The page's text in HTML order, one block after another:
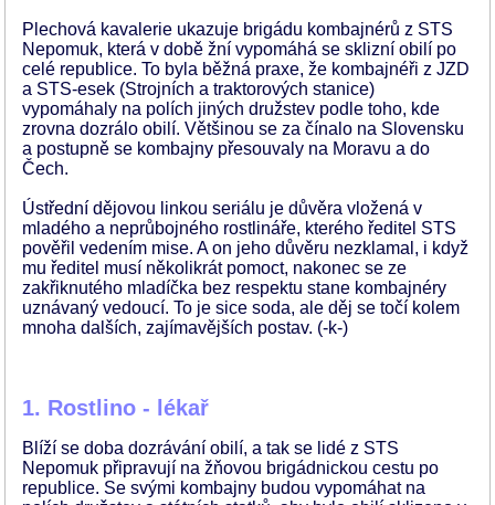
Plechová kavalerie ukazuje brigádu kombajnérů z STS
Nepomuk, která v době žní vypomáhá se sklizní obilí po
celé republice. To byla běžná praxe, že kombajnéři z JZD
a STS-esek (Strojních a traktorových stanice)
vypomáhaly na polích jiných družstev podle toho, kde
zrovna dozrálo obilí. Většinou se za čínalo na Slovensku
a postupně se kombajny přesouvaly na Moravu a do
Čech.
Ústřední dějovou linkou seriálu je důvěra vložená v
mladého a neprůbojného rostlináře, kterého ředitel STS
pověřil vedením mise. A on jeho důvěru nezklamal, i když
mu ředitel musí několikrát pomoct, nakonec se ze
zakřiknutého mladíčka bez respektu stane kombajnéry
uznávaný vedoucí. To je sice soda, ale děj se točí kolem
mnoha dalších, zajímavějších postav. (-k-)
1. Rostlino - lékař
Blíží se doba dozrávání obilí, a tak se lidé z STS
Nepomuk připravují na žňovou brigádnickou cestu po
republice. Se svými kombajny budou vypomáhat na